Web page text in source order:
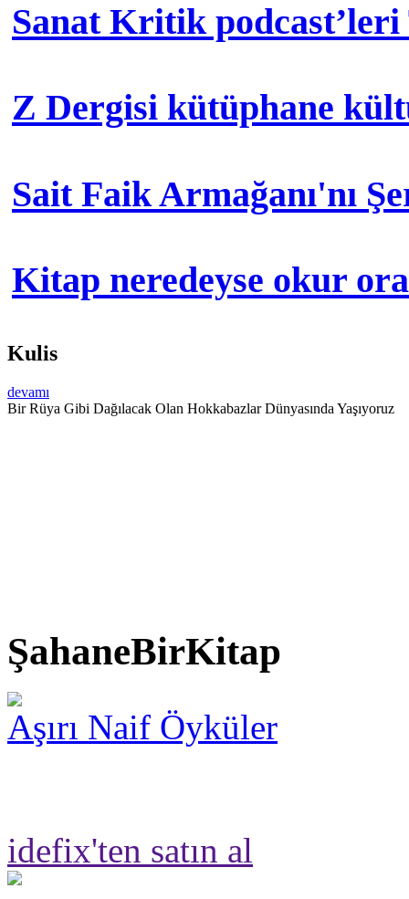
Sanat Kritik podcast’leri
Z Dergisi kütüphane
Sait Faik Armağanı'nı
Kitap neredeyse okur
Kulis
devamı
Bir Rüya Gibi Dağılacak Olan Hokkabazlar Dünyasında Yaşıyoruz
ŞahaneBirKitap
Aşırı Naif Öyküler
idefix'ten satın al